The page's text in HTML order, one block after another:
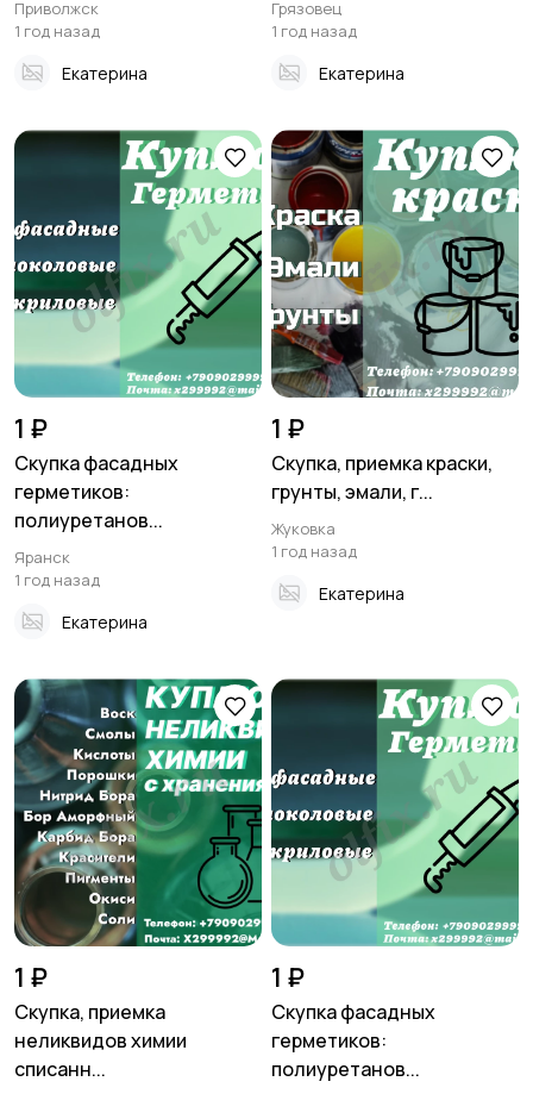
Приволжск
1 год назад
Екатерина
Грязовец
1 год назад
Екатерина
1 ₽
Скупка фасадных
герметиков:
полиуретанов...
Яранск
1 год назад
Екатерина
1 ₽
Скупка, приемка краски,
грунты, эмали, г...
Жуковка
1 год назад
Екатерина
1 ₽
Скупка, приемка
неликвидов химии
списанн...
1 ₽
Скупка фасадных
герметиков:
полиуретанов...